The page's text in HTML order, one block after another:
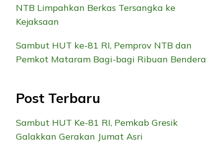
NTB Limpahkan Berkas Tersangka ke
Kejaksaan
Sambut HUT ke-81 RI, Pemprov NTB dan
Pemkot Mataram Bagi-bagi Ribuan Bendera
Post Terbaru
Sambut HUT Ke-81 RI, Pemkab Gresik
Galakkan Gerakan Jumat Asri